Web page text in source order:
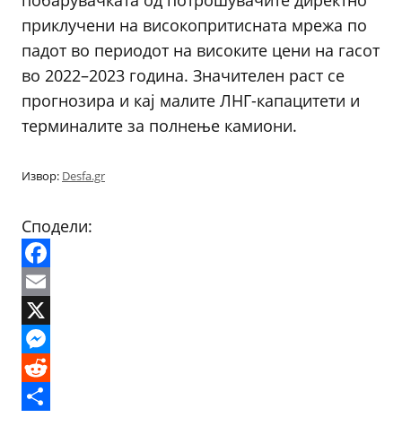
приклучени на високопритисната мрежа по
падот во периодот на високите цени на гасот
во 2022–2023 година. Значителен раст се
прогнозира и кај малите ЛНГ-капацитети и
терминалите за полнење камиони.
Извор: Desfa.gr
Сподели:
Facebook
Email
X
Messenger
Reddit